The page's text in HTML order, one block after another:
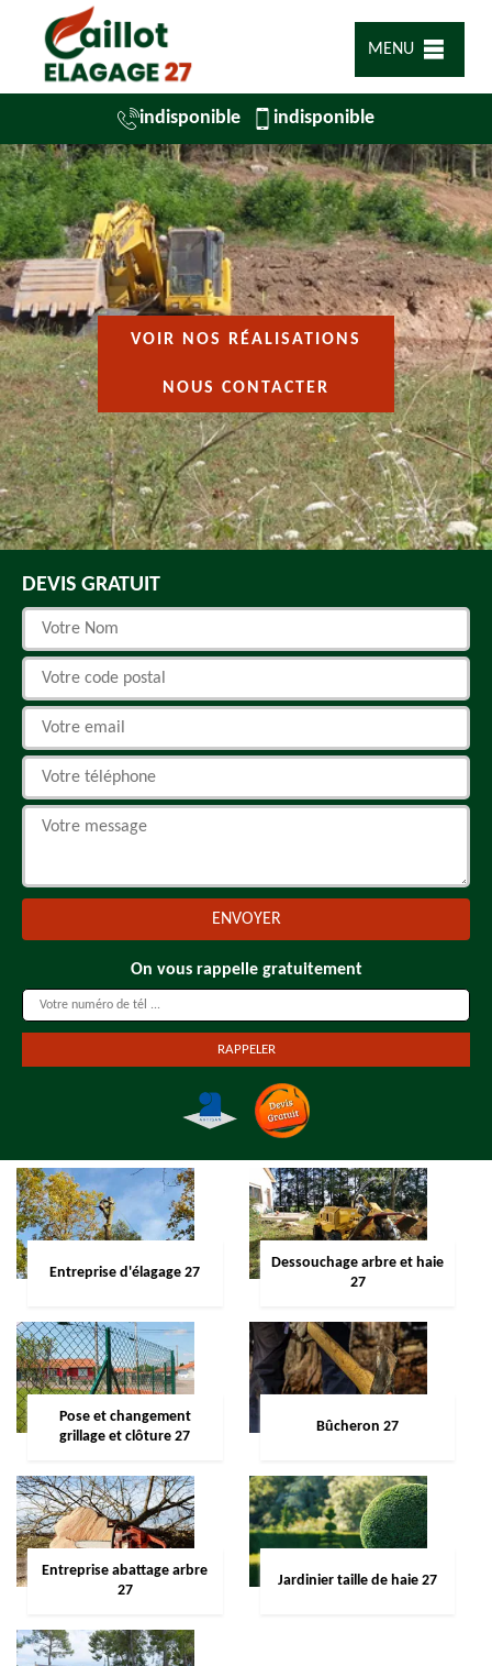
MENU
indisponible indisponible
VOIR NOS RÉALISATIONS
NOUS CONTACTER
DEVIS GRATUIT
On vous rappelle gratuitement
Entreprise d'élagage 27
Dessouchage arbre et haie
27
Pose et changement
grillage et clôture 27
Bûcheron 27
Entreprise abattage arbre
27
Jardinier taille de haie 27